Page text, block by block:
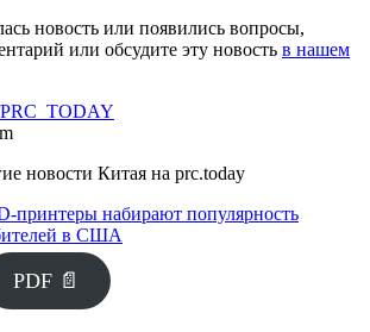
новость или появились вопросы,
или обсудите эту новость в нашем
принтеры набирают популярность
в США
PDF 📄